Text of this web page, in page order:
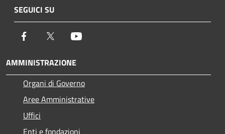
SEGUICI SU
Facebook Twitter
AMMINISTRAZIONE
Organi di Governo
Aree Amministrative
Uffici
Enti e fondazioni